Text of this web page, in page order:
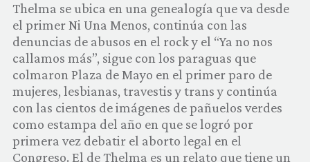
COMUNIDAD
QUIÉNES SOMOS
Thelma se ubica en una genealogía que va desde
el primer Ni Una Menos, continúa con las
denuncias de abusos en el rock y el “Ya no nos
callamos más”, sigue con los paraguas que
colmaron Plaza de Mayo en el primer paro de
mujeres, lesbianas, travestis y trans y continúa
con las cientos de imágenes de pañuelos verdes
como estampa del año en que se logró por
primera vez debatir el aborto legal en el
Congreso. El de Thelma es un relato que tiene un